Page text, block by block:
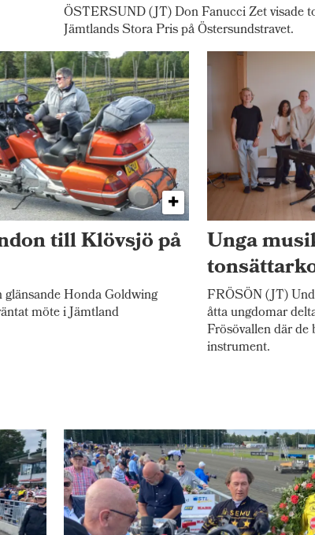
ÖSTERSUND (JT) Don Fanucci Zet visade
Jämtlands Stora Pris på Östersundstravet.
till Klövsjö på
Honda Goldwing
möte i Jämtland
Unga
FRÖSÖN (JT)
åtta ungdomar
Frösövallen där de
instrument.